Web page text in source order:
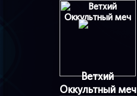
Ветхий
Оккультный меч